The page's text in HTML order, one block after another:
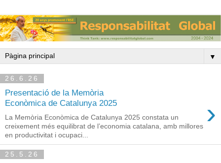
▼
26.6.26
Presentació de la Memòria
Econòmica de Catalunya 2025
›
La Memòria Econòmica de Catalunya 2025 constata un
creixement més equilibrat de l’economia catalana, amb millores
en productivitat i ocupaci...
25.5.26